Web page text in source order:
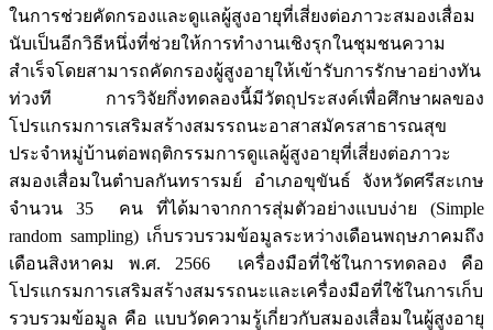
ในการช่วยคัดกรองและดูแลผู้สูงอายุที่เสี่ยงต่อภาวะสมองเสื่อม
นับเป็นอีกวิธีหนึ่งที่ช่วยให้การทำงานเชิงรุกในชุมชนความ
สำเร็จโดยสามารถคัดกรองผู้สูงอายุให้เข้ารับการรักษาอย่างทัน
ท่วงที การวิจัยกึ่งทดลองนี้มีวัตถุประสงค์เพื่อศึกษาผลของ
โปรแกรมการเสริมสร้างสมรรถนะอาสาสมัครสาธารณสุข
ประจำหมู่บ้านต่อพฤติกรรมการดูแลผู้สูงอายุที่เสี่ยงต่อภาวะ
สมองเสื่อมในตำบลกันทรารมย์ อำเภอขุขันธ์ จังหวัดศรีสะเกษ
จำนวน 35 คน ที่ได้มาจากการสุ่มตัวอย่างแบบง่าย (Simple
random sampling) เก็บรวบรวมข้อมูลระหว่างเดือนพฤษภาคมถึง
เดือนสิงหาคม พ.ศ. 2566 เครื่องมือที่ใช้ในการทดลอง คือ
โปรแกรมการเสริมสร้างสมรรถนะและเครื่องมือที่ใช้ในการเก็บ
รวบรวมข้อมูล คือ แบบวัดความรู้เกี่ยวกับสมองเสื่อมในผู้สูงอายุ